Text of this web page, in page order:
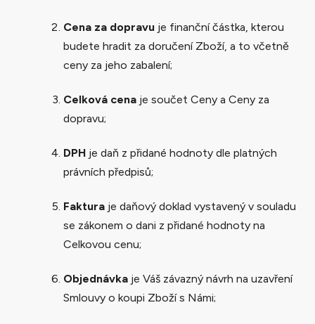
Cena za dopravu je finanční částka, kterou
budete hradit za doručení Zboží, a to včetně
ceny za jeho zabalení;
Celková cena je součet Ceny a Ceny za
dopravu;
DPH je daň z přidané hodnoty dle platných
právních předpisů;
Faktura je daňový doklad vystavený v souladu
se zákonem o dani z přidané hodnoty na
Celkovou cenu;
Objednávka je Váš závazný návrh na uzavření
Smlouvy o koupi Zboží s Námi;